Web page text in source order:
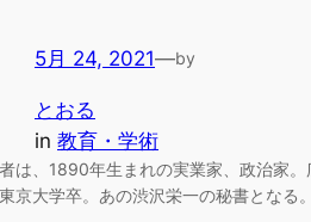
5月 24, 2021—by
とおる
in 教育・学術
は、1890年生まれの実業家、政治家。
京大学卒。あの渋沢栄一の秘書となる